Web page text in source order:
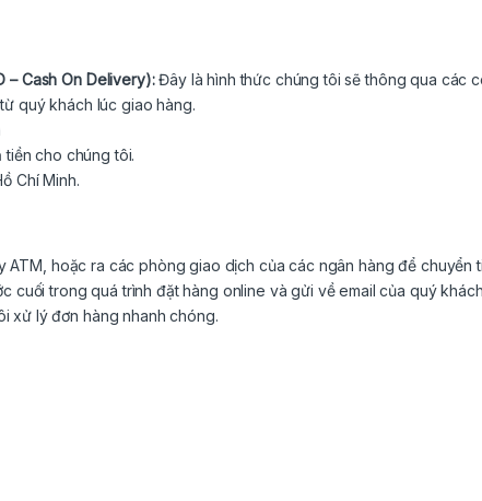
– Cash On Delivery):Đây là hình thức chúng tôi sẽ thông qua các
quý khách lúc giao hàng.
cho chúng tôi.
Chí Minh.
hoặc ra các phòng giao dịch của các ngân hàng để chuyển
cuối trong quá trình đặt hàng online và gửi về email của quý
xử lý đơn hàng nhanh chóng.